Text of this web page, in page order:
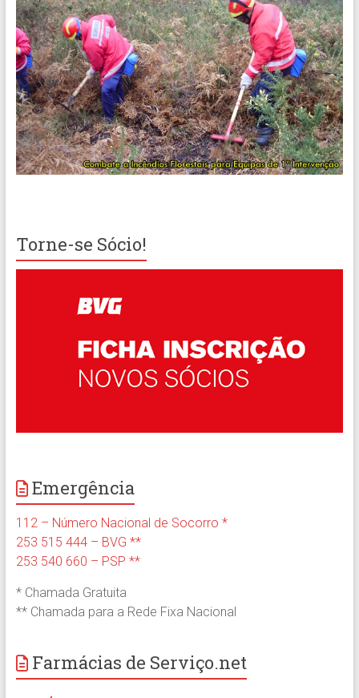
Torne-se Sócio!
Emergência
112 – Número Nacional de Socorro *
253 515 444 – BVG **
253 540 660 – PSP **
* Chamada Gratuita
** Chamada para a Rede Fixa Nacional
Farmácias de Serviço.net